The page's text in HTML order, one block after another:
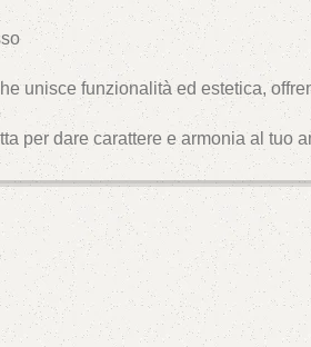
unisce funzionalità ed estetica,
per dare carattere e armonia al tuo